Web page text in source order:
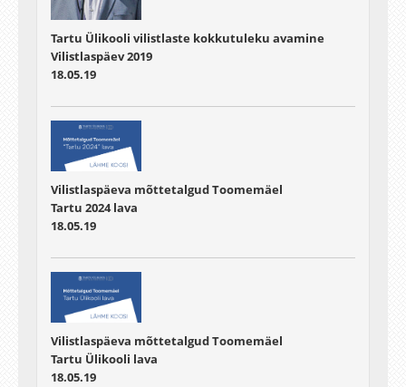
Tartu Ülikooli vilistlaste kokkutuleku avamine
Vilistlaspäev 2019
18.05.19
Vilistlaspäeva mõttetalgud Toomemäel
Tartu 2024 lava
18.05.19
Vilistlaspäeva mõttetalgud Toomemäel
Tartu Ülikooli lava
18.05.19